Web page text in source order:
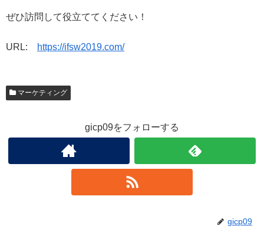
ぜひ訪問して役立ててください！
URL: https://ifsw2019.com/
マーケティング
gicp09をフォローする
gicp09